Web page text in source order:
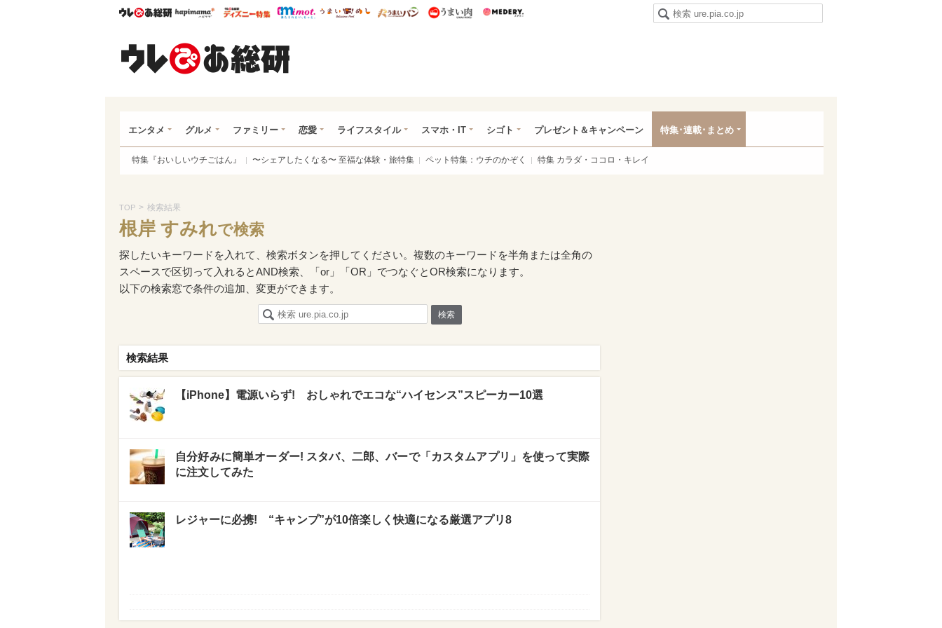
ウレぴあ総研ハピママ* ウレぴあ総研 ディズニー特集
mimot. うまいめし うまいパン うまい肉
エンタメ グルメ ファミリー 恋愛 ライフスタイル スマホ・IT シゴト プレゼント＆キャンペーン 特集･連載･まとめ
特集『おいしいウチごはん』 〜シェアしたくなる〜 至福な体験・旅特集 ペット特集：ウチのかぞく 特集 カラダ・ココロ・キレイ
TOP > 検索結果
根岸 すみれで検索
探したいキーワードを入れて、検索ボタンを押してください。複数のキーワードを半角または全角の
スペースで区切って入れるとAND検索、「or」「OR」でつなぐとOR検索になります。
以下の検索窓で条件の追加、変更ができます。
検索
検索結果
【iPhone】電源いらず! おしゃれでエコな“ハイセンス”スピーカー10選
自分好みに簡単オーダー! スタバ、二郎、バーで「カスタムアプリ」を使って実際
に注文してみた
レジャーに必携! “キャンプ”が10倍楽しく快適になる厳選アプリ8